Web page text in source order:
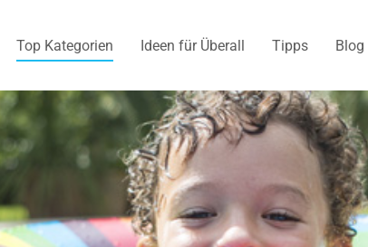
Top Kategorien Ideen für Überall Tipps Blog